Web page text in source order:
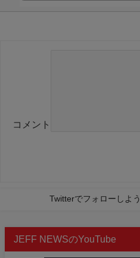
コメント
Twitterでフォローしよう
JEFF NEWSのYouTube